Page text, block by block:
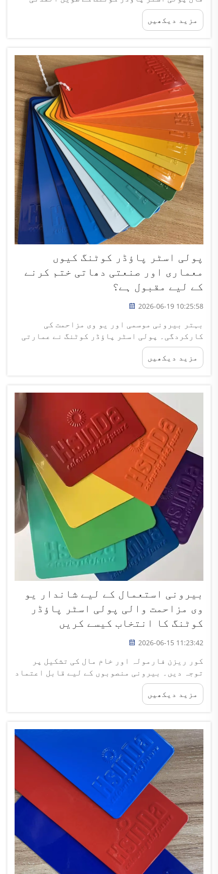
رنگ کے استحکام کو طے کرنے والی سب سے بنیادی
وجہ ہے۔ اس کے اہم اجزاء جن میں پولی اسٹر
ریزن، رنگوں اور کارکردگی بڑھانے والے
مزید دیکھیں
پولی اسٹر پاؤڈر کوٹنگ کیوں
معماری اور صنعتی دھاتی ختم کرنے
کے لیے مقبول ہے؟
2026-06-19 10:25:58
بہتر بیرونی موسمی اور یو وی مزاحمت کی
کارکردگی۔ پولی اسٹر پاؤڈر کوٹنگ نے عمارتی
اور صنعتی دھاتی ختم کرنے کے لیے اپنی شاندار
طویل مدتی موسمی استحکام کی بنا پر بنیادی
انتخاب کے طور پر جگہ حاصل کر لی ہے۔ ایپوکسی
مزید دیکھیں
بیرونی استعمال کے لیے شاندار یو
وی مزاحمت والی پولی اسٹر پاؤڈر
کوٹنگ کا انتخاب کیسے کریں
2026-06-15 11:23:42
کور ریزن فارمولہ اور خام مال کی تشکیل پر
توجہ دیں۔ بیرونی منصوبوں کے لیے قابل اعتماد
پولی اسٹر پاؤڈر کوٹنگ کا انتخاب کرتے وقت اس
کے بنیادی فارمولہ اجزاء کا جائزہ لینا ضروری
ہے، کیونکہ خام مال براہ راست اصلی یو وی
مزید دیکھیں